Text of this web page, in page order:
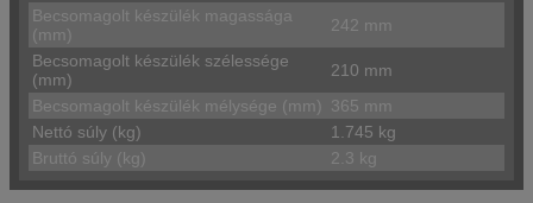
Becsomagolt készülék magassága
(mm)
242 mm
Becsomagolt készülék szélessége
(mm)
210 mm
Becsomagolt készülék mélysége (mm)
365 mm
Nettó súly (kg)
1.745 kg
Bruttó súly (kg)
2.3 kg